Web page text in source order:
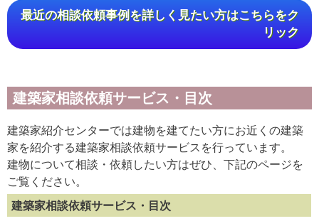
最近の相談依頼事例を詳しく見たい方はこちらをク
リック
建築家相談依頼サービス・目次
建築家紹介センターでは建物を建てたい方にお近くの建築
家を紹介する建築家相談依頼サービスを行っています。
建物について相談・依頼したい方はぜひ、下記のページを
ご覧ください。
建築家相談依頼サービス・目次